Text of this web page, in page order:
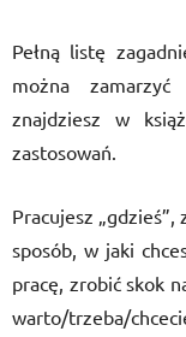
Pełną listę
można
znajdziesz w
zastosowań.
Pracujesz „gdzieś”,
sposób, w jaki
pracę, zrobić skok
warto/trzeba/